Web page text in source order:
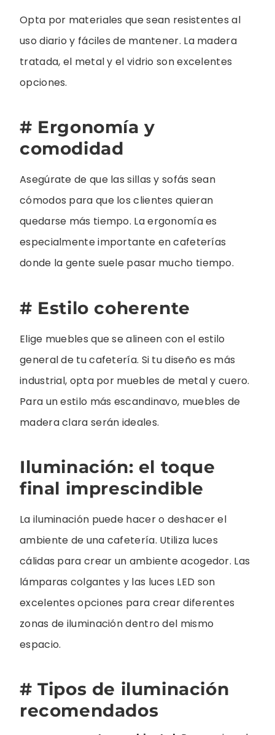
Opta por materiales que sean resistentes al
uso diario y fáciles de mantener. La madera
tratada, el metal y el vidrio son excelentes
opciones.
# Ergonomía y
comodidad
Asegúrate de que las sillas y sofás sean
cómodos para que los clientes quieran
quedarse más tiempo. La ergonomía es
especialmente importante en cafeterías
donde la gente suele pasar mucho tiempo.
# Estilo coherente
Elige muebles que se alineen con el estilo
general de tu cafetería. Si tu diseño es más
industrial, opta por muebles de metal y cuero.
Para un estilo más escandinavo, muebles de
madera clara serán ideales.
Iluminación: el toque
final imprescindible
La iluminación puede hacer o deshacer el
ambiente de una cafetería. Utiliza luces
cálidas para crear un ambiente acogedor. Las
lámparas colgantes y las luces LED son
excelentes opciones para crear diferentes
zonas de iluminación dentro del mismo
espacio.
# Tipos de iluminación
recomendados